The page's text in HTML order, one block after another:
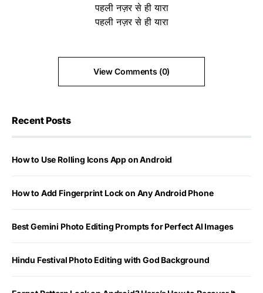
पहली नज़र से ही यारा
पहली नज़र से ही यारा
View Comments (0)
Recent Posts
How to Use Rolling Icons App on Android
How to Add Fingerprint Lock on Any Android Phone
Best Gemini Photo Editing Prompts for Perfect AI Images
Hindu Festival Photo Editing with God Background